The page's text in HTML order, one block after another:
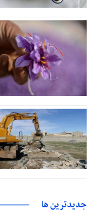
جديدترين ها